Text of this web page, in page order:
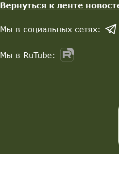
Вернуться к ленте
Мы в социальных сетях:
Мы в RuTube: